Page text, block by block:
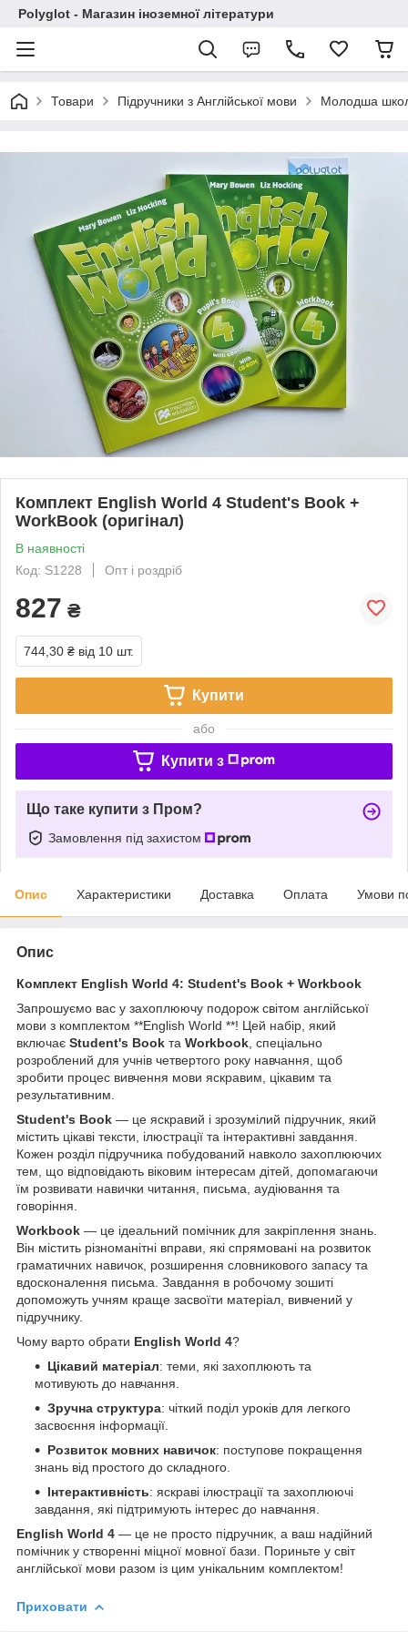
Polyglot - Магазин іноземної літератури
Товари Підручники з Англійської мови Молодша
Комплект English World 4 Student's Book +
WorkBook (оригінал)
В наявності
Код: S1228
Опт і роздріб
827 ₴
744,30 ₴ від 10 шт.
Купити
або
Купити з
Що таке купити з Пром?
Замовлення під захистом
Опис Характеристики Доставка Оплата Умови
Опис
Комплект English World 4: Student's Book + Workbook
Запрошуємо вас у захоплюючу подорож світом англійської
мови з комплектом **English World **! Цей набір, який
включає Student's Book та Workbook , спеціально
розроблений для учнів четвертого року навчання, щоб
зробити процес вивчення мови яскравим, цікавим та
результативним.
Student's Book — це яскравий і зрозумілий підручник, який
містить цікаві тексти, ілюстрації та інтерактивні завдання.
Кожен розділ підручника побудований навколо захоплюючих
тем, що відповідають віковим інтересам дітей, допомагаючи
їм розвивати навички читання, письма, аудіювання та
говоріння.
Workbook — це ідеальний помічник для закріплення знань.
Він містить різноманітні вправи, які спрямовані на розвиток
граматичних навичок, розширення словникового запасу та
вдосконалення письма. Завдання в робочому зошиті
допоможуть учням краще засвоїти матеріал, вивчений у
підручнику.
Чому варто обрати English World 4?
Цікавий матеріал: теми, які захоплюють та
мотивують до навчання.
Зручна структура: чіткий поділ уроків для легкого
засвоєння інформації.
Розвиток мовних навичок: поступове покращення
знань від простого до складного.
Інтерактивність: яскраві ілюстрації та захоплюючі
завдання, які підтримують інтерес до навчання.
English World 4 — це не просто підручник, а ваш надійний
помічник у створенні міцної мовної бази. Пориньте у світ
англійської мови разом із цим унікальним комплектом!
Приховати